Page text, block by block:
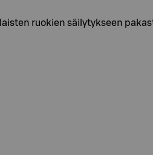
ruokien säilytykseen